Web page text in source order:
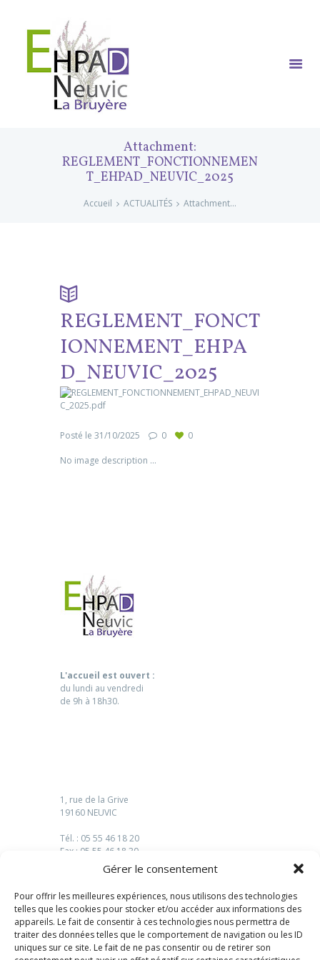
Gérer le consentement
Pour offrir les meilleures expériences, nous utilisons des technologies
telles que les cookies pour stocker et/ou accéder aux informations des
appareils. Le fait de consentir à ces technologies nous permettra de
traiter des données telles que le comportement de navigation ou les ID
uniques sur ce site. Le fait de ne pas consentir ou de retirer son
Attachment:
REGLEMENT_FONCTIONNEMEN
T_EHPAD_NEUVIC_2025
Accueil ACTUALITÉS Attachment...
REGLEMENT_FONCT
IONNEMENT_EHPA
D_NEUVIC_2025
Posté le 31/10/2025 0 0
No image description ...
L'accueil est ouvert :
du lundi au vendredi
de 9h à 18h30.
1, rue de la Grive
19160 NEUVIC
Tél. : 05 55 46 18 20
Fax : 05 55 46 18 30
secretariat@ehpadneuvic19.fr
Suivez-nous !